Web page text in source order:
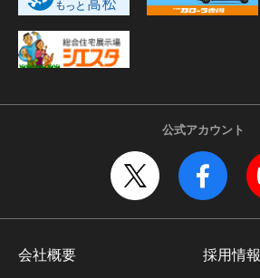
公式アカウント
会社概要 採用情報